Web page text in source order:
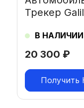
20 300 ₽
Трекер
В НАЛИЧИИ
Получить